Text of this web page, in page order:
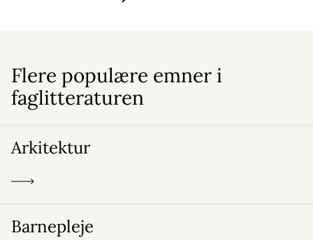
Flere populære emner i
faglitteraturen
Arkitektur
Barnepleje